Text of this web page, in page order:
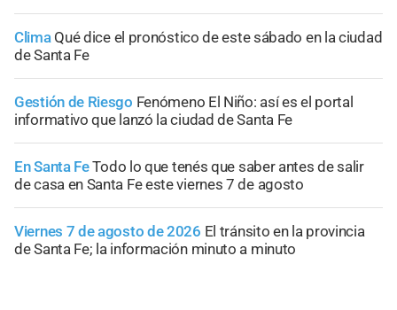
Clima Qué dice el pronóstico de este sábado en la ciudad
de Santa Fe
Gestión de Riesgo Fenómeno El Niño: así es el portal
informativo que lanzó la ciudad de Santa Fe
En Santa FeTodo lo que tenés que saber antes de salir
de casa en Santa Fe este viernes 7 de agosto
Viernes 7 de agosto de 2026 El tránsito en la provincia
de Santa Fe; la información minuto a minuto